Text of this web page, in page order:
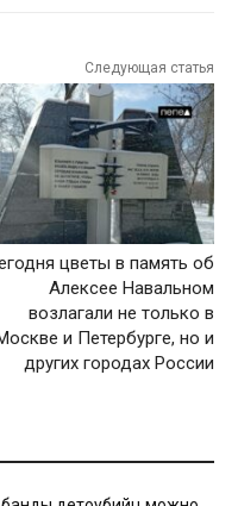
Следующая статья
цветы в память об
Алексее Навальном
возлагали не только в
и Петербурге, но и
других городах России